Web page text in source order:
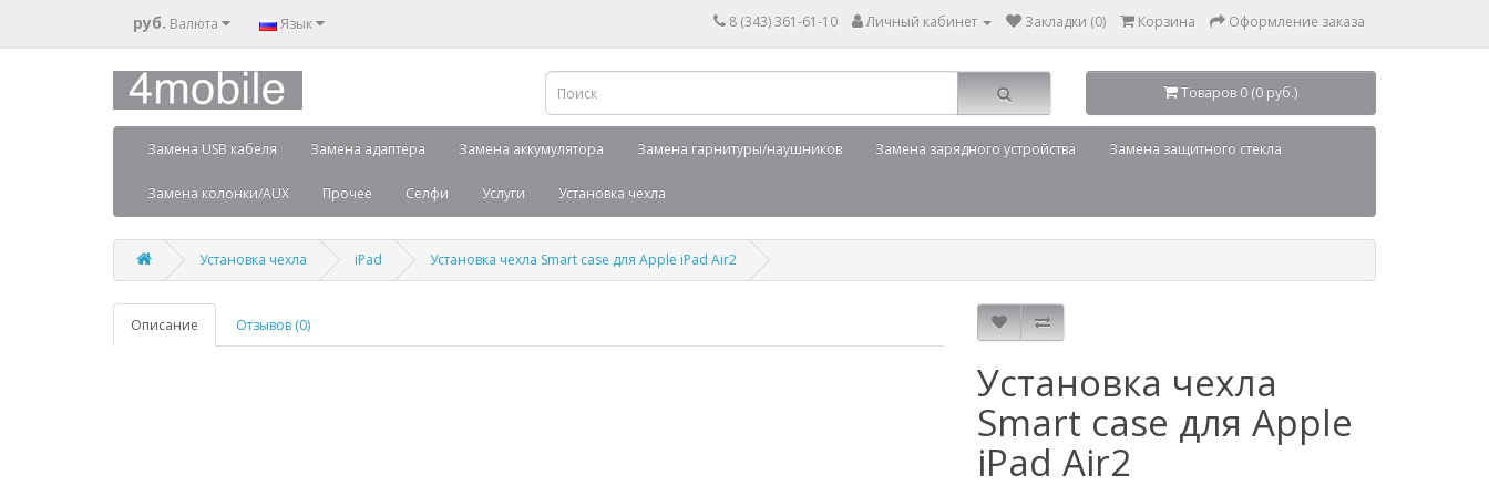
руб. Валюта Язык 8 (343) 361-61-10 Личный кабинет Закладки (0) Корзина Оформление заказа
Товаров 0 (0 руб.)
Замена USB кабеля Замена адаптера Замена аккумулятора Замена гарнитуры/наушников Замена зарядного устройства Замена защитного стекла
Замена колонки/AUX Прочее Селфи Услуги Установка чехла
Установка чехла iPad Установка чехла Smart case для Apple iPad Air2
Описание Отзывов (0)
Установка чехла
Smart case для Apple
iPad Air2